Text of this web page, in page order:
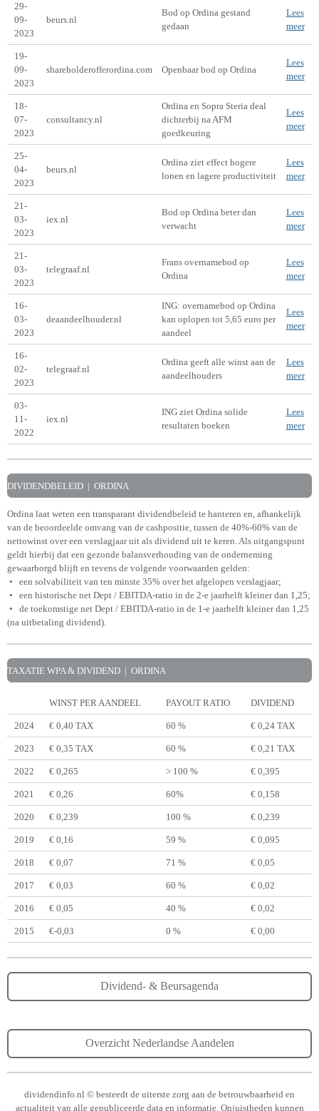
29-
09-
2023
beurs.nl
Bod op Ordina gestand
gedaan
Lees
meer
19-
09-
2023
shareholderofferordina.com Openbaar bod op Ordina
Lees
meer
18-
07-
2023
consultancy.nl
Ordina en Sopra Steria deal
dichterbij na AFM
goedkeuring
Lees
meer
25-
04-
2023
beurs.nl
Ordina ziet effect hogere
lonen en lagere productiviteit
Lees
meer
21-
03-
2023
iex.nl
Bod op Ordina beter dan
verwacht
Lees
meer
21-
03-
2023
telegraaf.nl
Frans overnamebod op
Ordina
Lees
meer
16-
03-
2023
deaandeelhouder.nl
ING: overnamebod op Ordina
kan oplopen tot 5,65 euro per
aandeel
Lees
meer
16-
02-
2023
telegraaf.nl
Ordina geeft alle winst aan de
aandeelhouders
Lees
meer
03-
11-
2022
iex.nl
ING ziet Ordina solide
resultaten boeken
Lees
meer
DIVIDENDBELEID | ORDINA
Ordina laat weten een transparant dividendbeleid te hanteren en, afhankelijk
van de beoordeelde omvang van de cashpositie, tussen de 40%-60% van de
nettowinst over een verslagjaar uit als dividend uit te keren. Als uitgangspunt
geldt hierbij dat een gezonde balansverhouding van de onderneming
gewaarborgd blijft en tevens de volgende voorwaarden gelden:
• een solvabiliteit van ten minste 35% over het afgelopen verslagjaar;
• een historische net Dept / EBITDA-ratio in de 2-e jaarhelft kleiner dan 1,25;
• de toekomstige net Dept / EBITDA-ratio in de 1-e jaarhelft kleiner dan 1,25
(na uitbetaling dividend).
TAXATIE WPA & DIVIDEND | ORDINA
WINST PER AANDEEL PAYOUT RATIO DIVIDEND
2024 € 0,40 TAX 60 % € 0,24 TAX
2023 € 0,35 TAX 60 % € 0,21 TAX
2022 € 0,265 > 100 % € 0,395
2021 € 0,26 60% € 0,158
2020 € 0,239 100 % € 0,239
2019 € 0,16 59 % € 0,095
2018 € 0,07 71 % € 0,05
2017 € 0,03 60 % € 0,02
2016 € 0,05 40 % € 0,02
2015 €-0,03 0 % € 0,00
Dividend- & Beursagenda
Overzicht Nederlandse Aandelen
dividendinfo.nl © besteedt de uiterste zorg aan de betrouwbaarheid en
actualiteit van alle gepubliceerde data en informatie. Onjuistheden kunnen